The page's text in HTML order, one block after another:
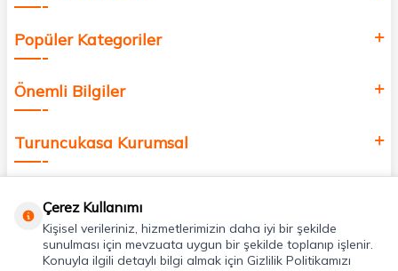
Popüler Kategoriler
Önemli Bilgiler
Turuncukasa Kurumsal
Uygulamalarımız
Çerez Kullanımı
Kişisel verileriniz, hizmetlerimizin daha iyi bir şekilde
sunulması için mevzuata uygun bir şekilde toplanıp işlenir.
Konuyla ilgili detaylı bilgi almak için Gizlilik Politikamızı